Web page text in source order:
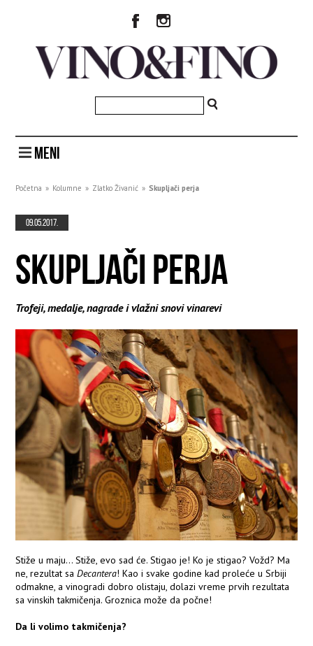
MENI
Početna » Kolumne » Zlatko Živanić » Skupljači perja
09.05.2017.
SKUPLJAČI PERJA
Trofeji, medalje, nagrade i vlažni snovi vinarevi
Stiže u maju... Stiže, evo sad će. Stigao je! Ko je stigao? Vožd? Ma
ne, rezultat saDecantera! Kao i svake godine kad proleće u Srbiji
odmakne, a vinogradi dobro olistaju, dolazi vreme prvih rezultata
sa vinskih takmičenja. Groznica može da počne!
Da li volimo takmičenja?